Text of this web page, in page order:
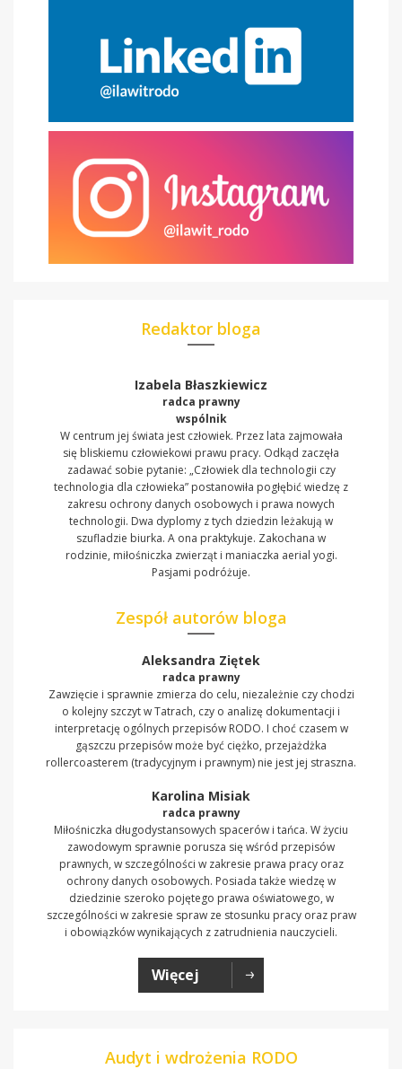
Redaktor bloga
Izabela Błaszkiewicz
radca prawny
wspólnik
W centrum jej świata jest człowiek. Przez lata zajmowała
się bliskiemu człowiekowi prawu pracy. Odkąd zaczęła
zadawać sobie pytanie: „Człowiek dla technologii czy
technologia dla człowieka” postanowiła pogłębić wiedzę z
zakresu ochrony danych osobowych i prawa nowych
technologii. Dwa dyplomy z tych dziedzin leżakują w
szufladzie biurka. A ona praktykuje. Zakochana w
rodzinie, miłośniczka zwierząt i maniaczka aerial yogi.
Pasjami podróżuje.
Zespół autorów bloga
Aleksandra Ziętek
radca prawny
Zawzięcie i sprawnie zmierza do celu, niezależnie czy chodzi
o kolejny szczyt w Tatrach, czy o analizę dokumentacji i
interpretację ogólnych przepisów RODO. I choć czasem w
gąszczu przepisów może być ciężko, przejażdżka
rollercoasterem (tradycyjnym i prawnym) nie jest jej straszna.
Karolina Misiak
radca prawny
Miłośniczka długodystansowych spacerów i tańca. W życiu
zawodowym sprawnie porusza się wśród przepisów
prawnych, w szczególności w zakresie prawa pracy oraz
ochrony danych osobowych. Posiada także wiedzę w
dziedzinie szeroko pojętego prawa oświatowego, w
szczególności w zakresie spraw ze stosunku pracy oraz praw
i obowiązków wynikających z zatrudnienia nauczycieli.
Więcej
Audyt i wdrożenia RODO